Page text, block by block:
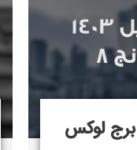
ابلاغیه نرخ تعدیل ۱۴۰۳ برج لوکس